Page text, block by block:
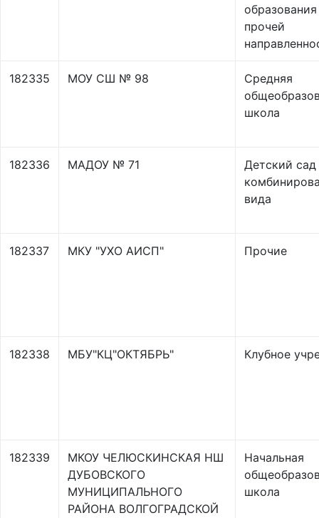
прочей
182335 МОУ СШ № 98
Средняя
школа
182336 МАДОУ № 71
Детский сад
вида
182337 МКУ "УХО АИСП" Прочие
182338 МБУ"КЦ"ОКТЯБРЬ" Клубное
182339
МКОУ ЧЕЛЮСКИНСКАЯ НШ
ДУБОВСКОГО
МУНИЦИПАЛЬНОГО
РАЙОНА ВОЛГОГРАДСКОЙ
Начальная
школа